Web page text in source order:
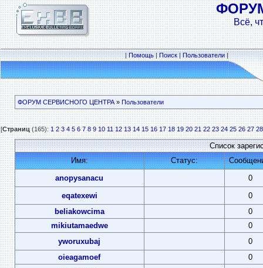
Всё,
|Помощь|Поиск|Пользователи|
ФОРУМ СЕРВИСНОГО ЦЕНТРА» Пользователи
[Страниц(165):1 2 3 4 5 6 7 8 9 10 11 12 13 14 15 16 17 18 19 20 21 22 23 24 25 26 27 28
Список
Имя:
Статус:
anopysanacu
0
eqatexewi
0
beliakowcima
0
mikiutamaedwe
0
yworuxubaj
0
oieagamoef
0